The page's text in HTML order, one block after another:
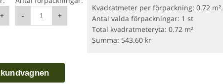
+
-
+
Kvadratmeter per förpackning: 0.72 m².
Antal valda förpackningar: 1 st
Total kvadratmeteryta: 0.72 m²
Summa: 543.60 kr